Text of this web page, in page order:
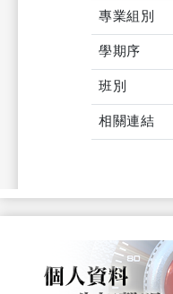
專業組別
學期序
班別
相關連結